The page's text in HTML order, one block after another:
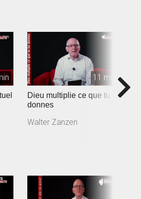
11 min
Dieu multiplie ce que tu lui
donnes
Walter Zanzen